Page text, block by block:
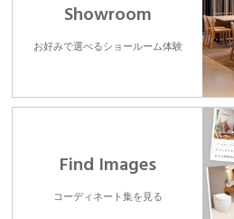
Showroom
お好みで選べるショールーム体験
Find Images
コーディネート集を見る